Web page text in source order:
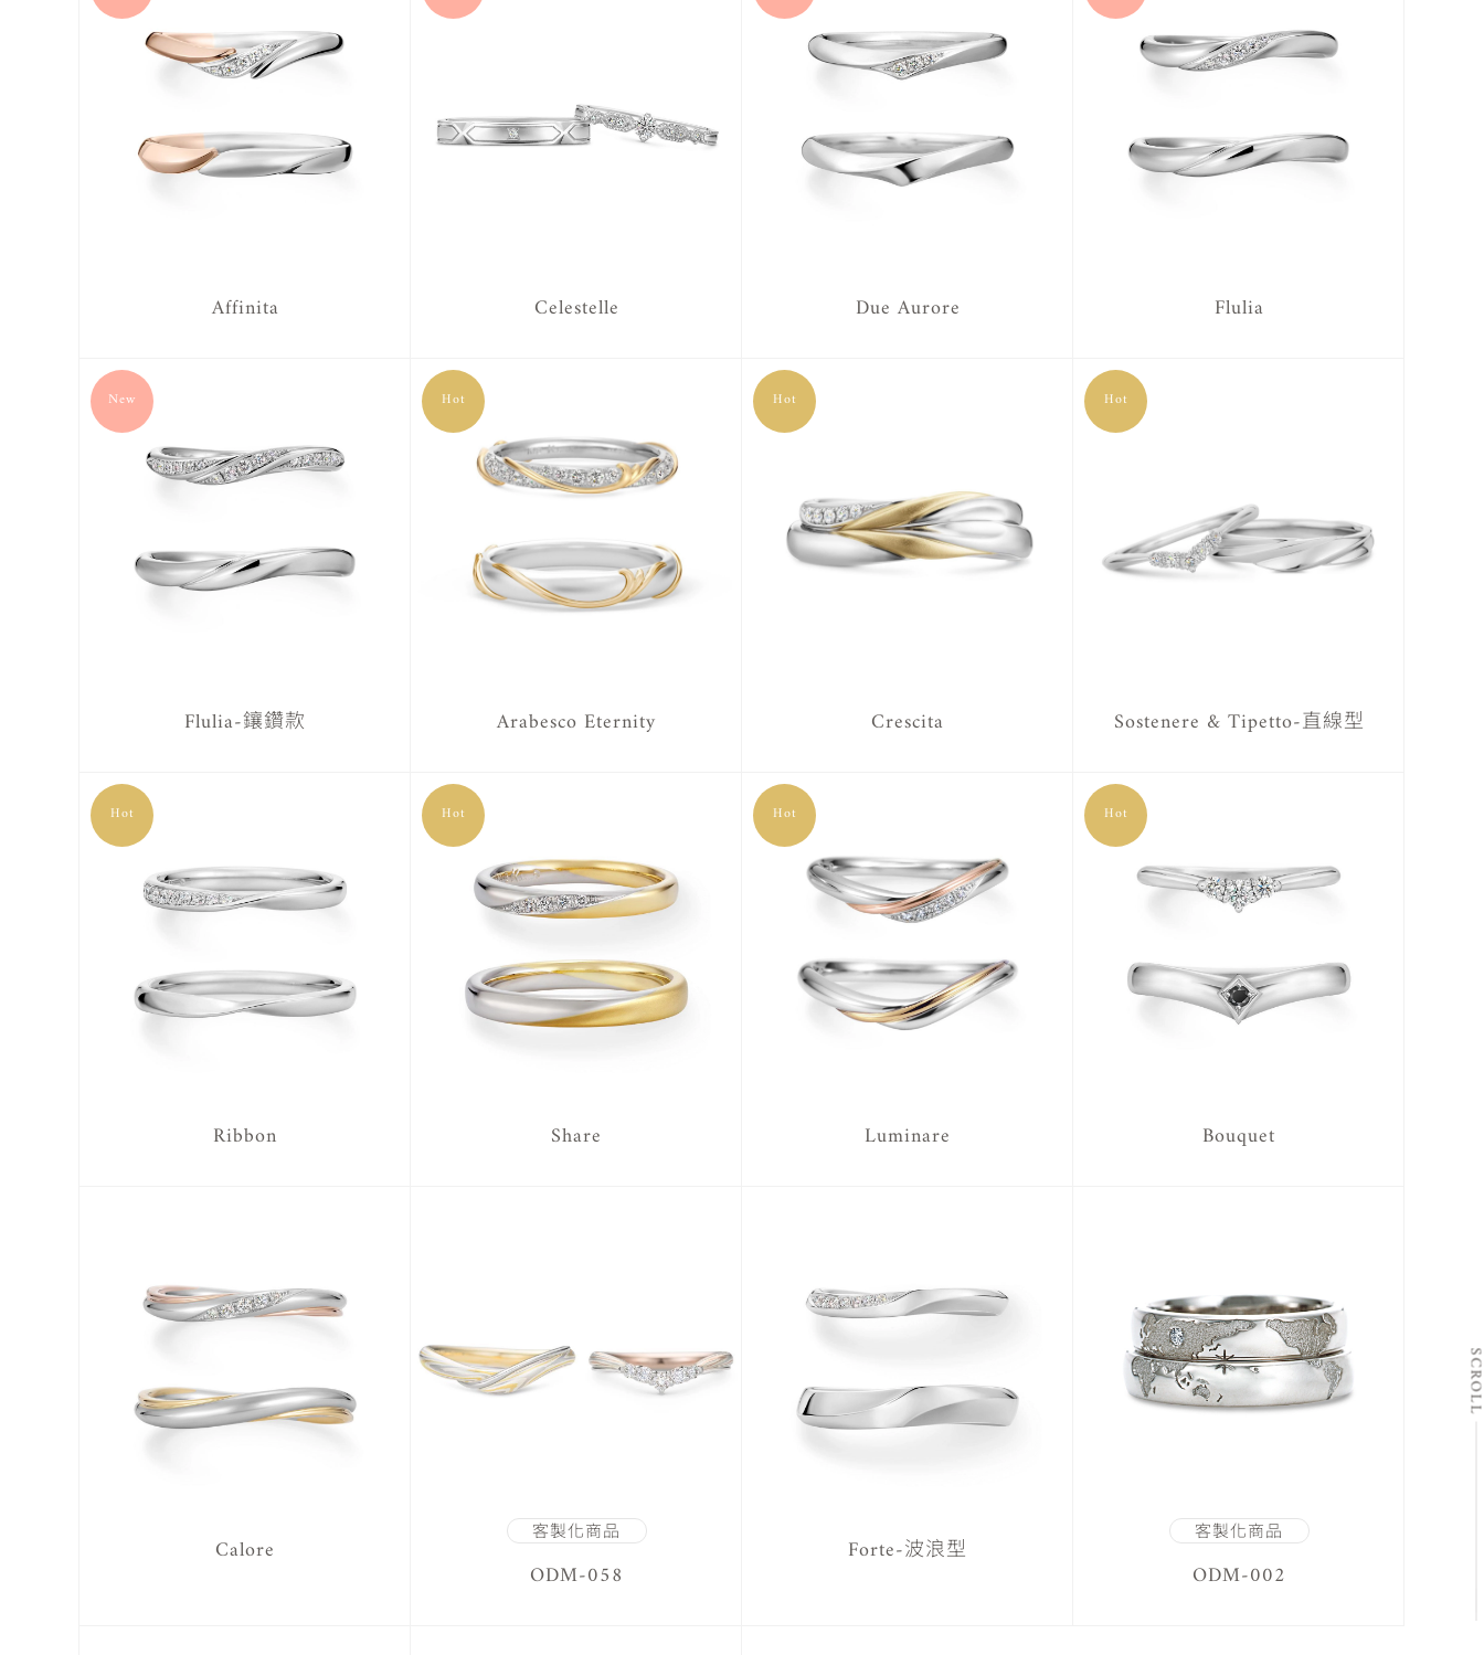
Affinita Celestelle Due Aurore Flulia
Flulia-鑲鑽款 Arabesco Eternity Crescita Sostenere & Tipetto-直線型
Ribbon Share Luminare Bouquet
Calore
客製化商品
ODM-058
Forte-波浪型
客製化商品
ODM-002